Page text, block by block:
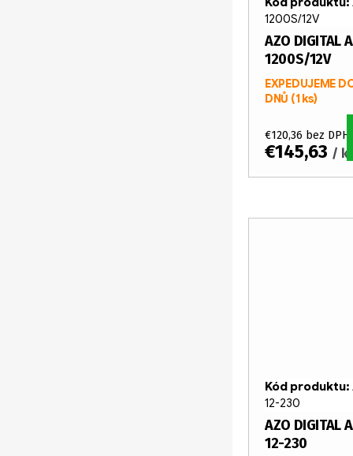
AZO DIGITAL
1200S/12V
EXPEDUJEME
DNŮ (1 ks)
€120,36 bez DPH
€145,63 / ks
1200S/12V
AZO DIGITAL
12-230
Kód produktu:
12-230